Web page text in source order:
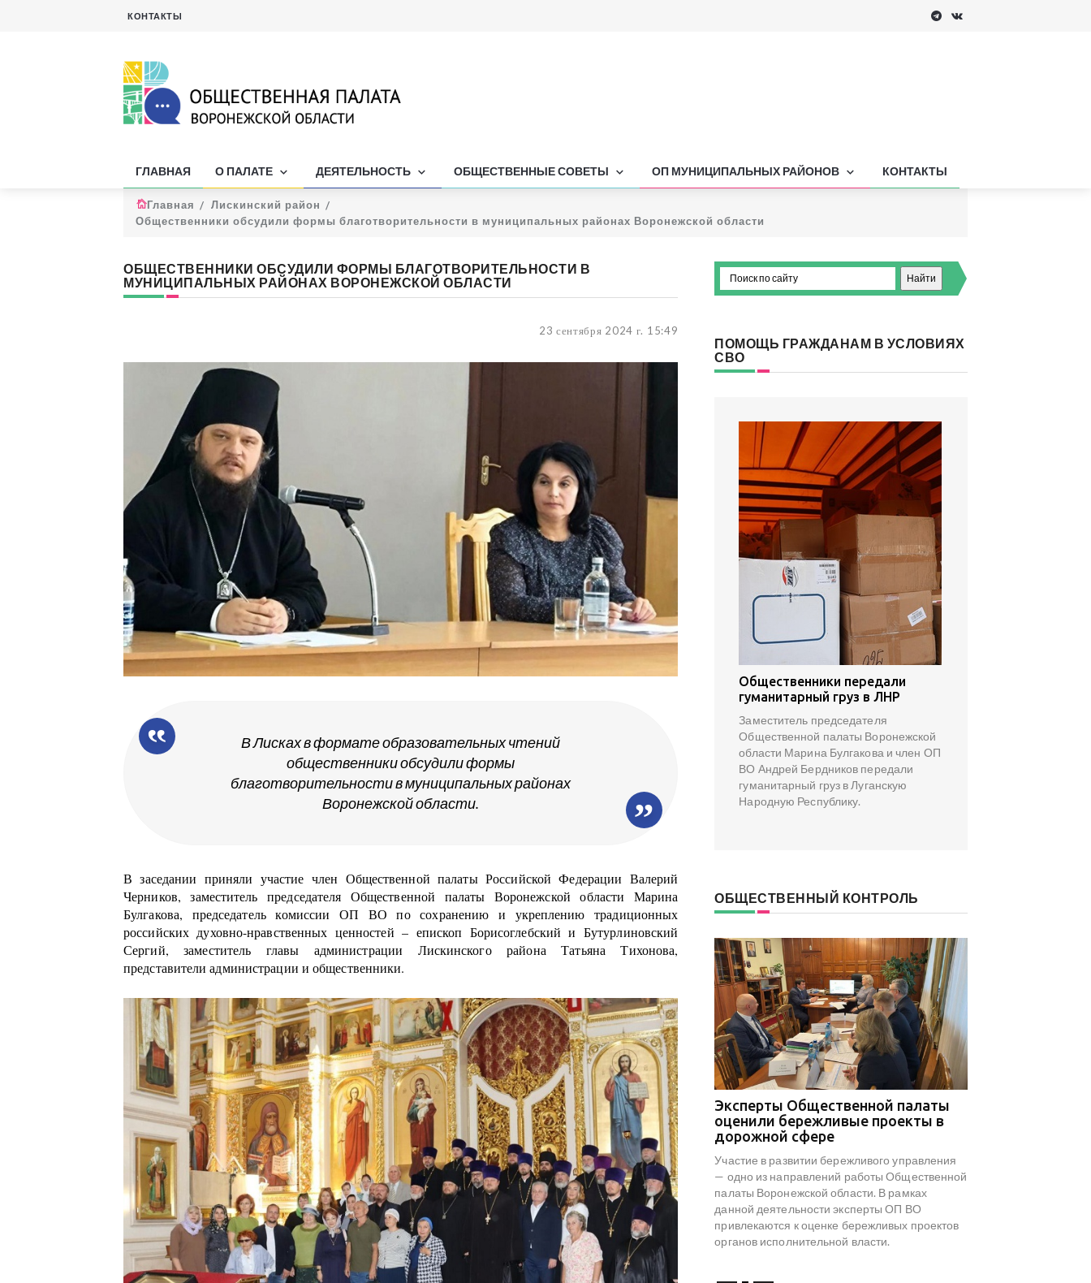
КОНТАКТЫ
ГЛАВНАЯ О ПАЛАТЕ ДЕЯТЕЛЬНОСТЬ ОБЩЕСТВЕННЫЕ СОВЕТЫ ОП МУНИЦИПАЛЬНЫХ РАЙОНОВ КОНТАКТЫ
Главная
Лискинский район
Общественники обсудили формы благотворительности в муниципальных районах Воронежской области
ОБЩЕСТВЕННИКИ ОБСУДИЛИ ФОРМЫ БЛАГОТВОРИТЕЛЬНОСТИ В
МУНИЦИПАЛЬНЫХ РАЙОНАХ ВОРОНЕЖСКОЙ ОБЛАСТИ
23 сентября 2024 г. 15:49
В Лисках в формате образовательных чтений
общественники обсудили формы
благотворительности в муниципальных районах
Воронежской области.
В заседании приняли участие член Общественной палаты Российской Федерации Валерий
Черников, заместитель председателя Общественной палаты Воронежской области Марина
Булгакова, председатель комиссии ОП ВО по сохранению и укреплению традиционных
российских духовно-нравственных ценностей – епископ Борисоглебский и Бутурлиновский
Сергий, заместитель главы администрации Лискинского района Татьяна Тихонова,
представители администрации и общественники.
ПОМОЩЬ ГРАЖДАНАМ В УСЛОВИЯХ
СВО
Общественники передали
гуманитарный груз в ЛНР
Заместитель председателя
Общественной палаты Воронежской
области Марина Булгакова и член ОП
ВО Андрей Бердников передали
гуманитарный груз в Луганскую
Народную Республику.
ОБЩЕСТВЕННЫЙ КОНТРОЛЬ
Представители фонда «Женщины
за жизнь» проверили женскую
консультацию в Воронеже
Фонд возглавляет заместитель председателя
комиссии по демографии, защите семьи,
детей и традиционных семейных ценностей
Общественной палаты РФ Наталья
Москвитина.
Эксперты Общественной палаты
оценили бережливые проекты в
дорожной сфере
Участие в развитии бережливого управления
— одно из направлений работы Общественной
палаты Воронежской области. В рамках
данной деятельности эксперты ОП ВО
привлекаются к оценке бережливых проектов
органов исполнительной власти.